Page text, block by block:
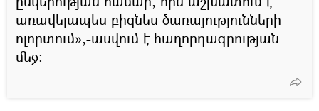
առավելապես բիզնես ծառայությունների
ոլորտում»,-ասվում է հաղորդագրության
մեջ։